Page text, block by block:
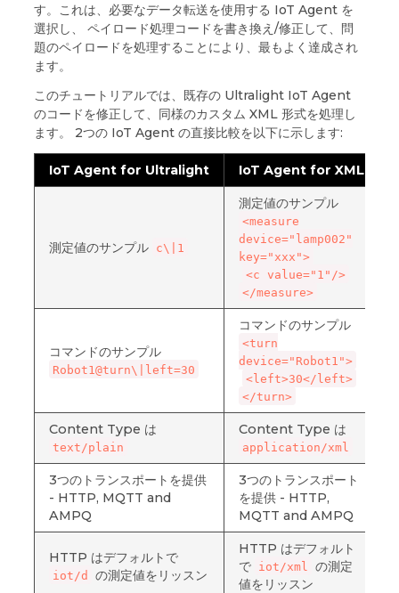
す。これは、必要なデータ転送を使用する IoT Agent を
選択し、 ペイロード処理コードを書き換え/修正して、問
題のペイロードを処理することにより、最もよく達成され
ます。
このチュートリアルでは、既存の Ultralight IoT Agent
のコードを修正して、同様のカスタム XML 形式を処理し
ます。 2つの IoT Agent の直接比較を以下に示します:
IoT Agent for Ultralight IoT Agent for XML
測定値のサンプル c\|1
測定値のサンプル
<measure
device="lamp002"
key="xxx">
<c value="1"/>
</measure>
コマンドのサンプル
Robot1@turn\|left=30
コマンドのサンプル
<turn
device="Robot1">
<left>30</left>
</turn>
Content Type は
text/plain
Content Type は
application/xml
3つのトランスポートを提供
- HTTP, MQTT and
AMPQ
3つのトランスポート
を提供 - HTTP,
MQTT and AMPQ
HTTP はデフォルトで
iot/d の測定値をリッスン
HTTP はデフォルト
で iot/xml
の測定
値をリッスン